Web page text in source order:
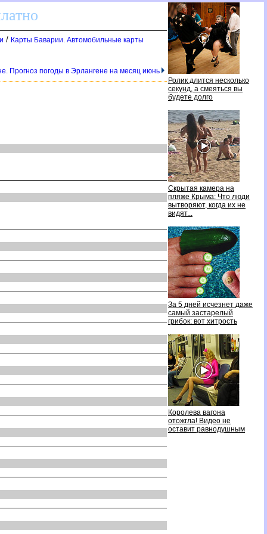
Ролик длится несколько
секунд, а смеяться вы
удете долго
Скрытая камера на
пляже Крыма: Что люди
ытворяют, когда их не
идят...
За 5 дней исчезнет даже
самый застарелый
рибок: вот хитрость
Королева вагона
отожгла! Видео не
оставит равнодушным
/ Карты Баварии. Автомобильные карты
Прогноз погоды в Эрлангене на месяц июнь